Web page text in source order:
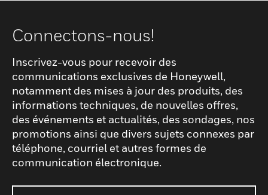
Connectons-nous!
Inscrivez-vous pour recevoir des
communications exclusives de Honeywell,
notamment des mises à jour des produits, des
informations techniques, de nouvelles offres,
des événements et actualités, des sondages, nos
promotions ainsi que divers sujets connexes par
téléphone, courriel et autres formes de
communication électronique.